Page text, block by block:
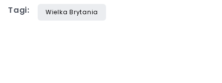
Tagi: Wielka Brytania